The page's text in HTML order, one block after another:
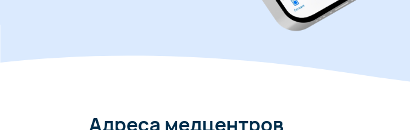
Адреса медцентров